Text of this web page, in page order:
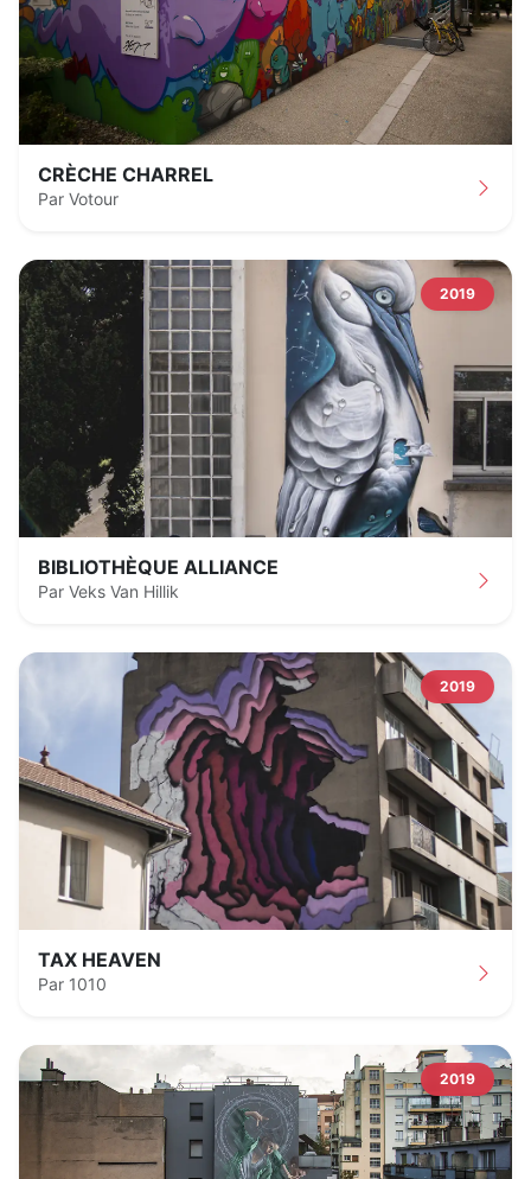
CRÈCHE CHARREL
Par Votour
2019
BIBLIOTHÈQUE ALLIANCE
Par Veks Van Hillik
2019
TAX HEAVEN
Par 1010
2019